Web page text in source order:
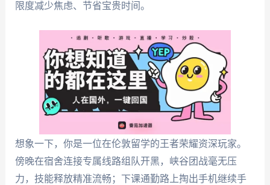
限度减少焦虑、节省宝贵时间。
想象一下，你是一位在伦敦留学的王者荣耀资深玩家。
傍晚在宿舍连接专属线路组队开黑，峡谷团战毫无压
力，技能释放精准流畅；下课通勤路上掏出手机继续手